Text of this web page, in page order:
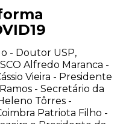
- Doutor USP,
Alfredo Maranca -
Vieira - Presidente
- Secretário da
Tôrres -
Patriota Filho -